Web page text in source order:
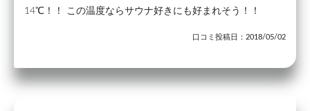
14℃！！ この温度ならサウナ好きにも好まれそう！！
口コミ投稿日：2018/05/02